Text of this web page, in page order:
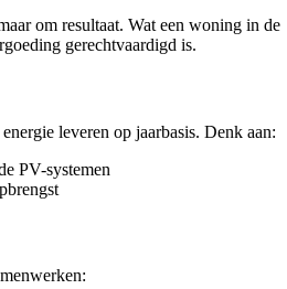
om resultaat. Wat een woning in de
gerechtvaardigd is.
leveren op jaarbasis. Denk aan:
PV-systemen